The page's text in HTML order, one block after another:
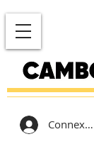
Connexion